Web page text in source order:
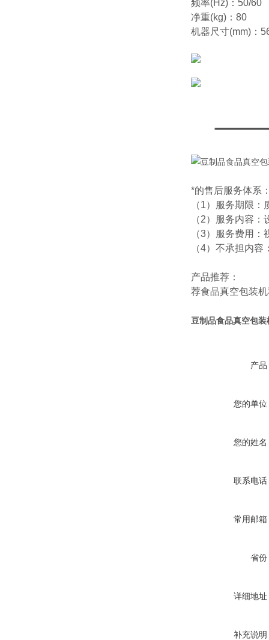
频率(Hz)：50/60
净重(kg)：80
机器尺寸(mm)：
*的售后服务体系
（1）服务期限
（2）服务内容
（3）服务费用：
（4）不承担内
产品推荐：
荐食品真空包装机
豆制品食品真空包装
产品
您的单位
您的姓名
联系电话
常用邮箱
省份
详细地址
补充说明